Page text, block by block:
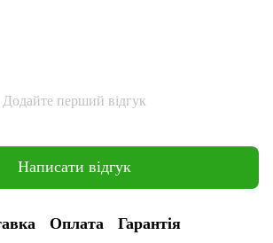
Додайте перший відгук
Написати відгук
Оплата Гарантія